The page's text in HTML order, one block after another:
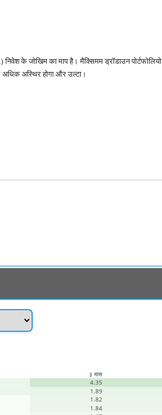
के जोखिम का माप है। मैक्सिमम ड्रॉडाउन
अस्थिर होगा और उल्टा।
4.35
1.89
1.82
1.84
३ मास